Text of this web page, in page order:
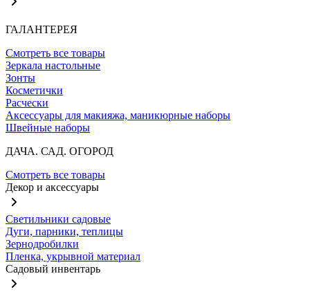
ГАЛАНТЕРЕЯ
Смотреть все товары
Зеркала настольные
Зонты
Косметички
Расчески
Аксессуары для макияжа, маникюрные наборы
Швейные наборы
ДАЧА. САД. ОГОРОД
Смотреть все товары
Декор и аксессуары
Светильники садовые
Дуги, парники, теплицы
Зернодробилки
Пленка, укрывной материал
Садовый инвентарь